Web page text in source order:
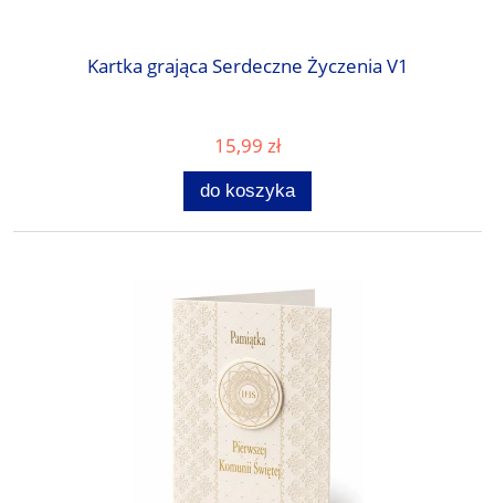
Kartka grająca Serdeczne Życzenia V1
15,99 zł
do koszyka